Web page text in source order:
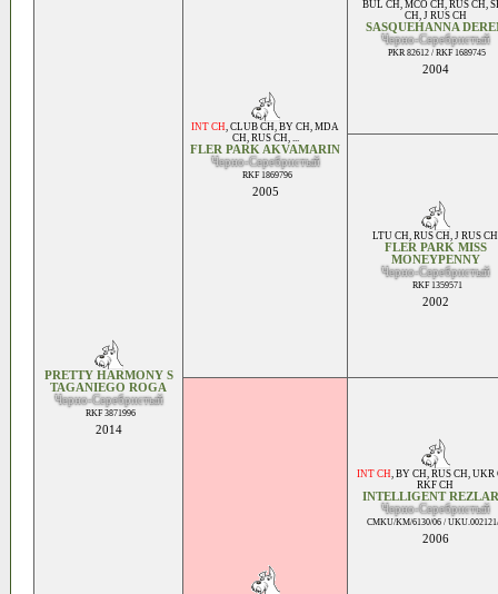
PRETTY HARMONY S
TAGANIEGO ROGA
Черно-Серебристый
RKF 3871996
2014
INT CH, CLUB CH, BY CH, MDA
CH, RUS CH, ...
FLER PARK AKVAMARIN
Черно-Серебристый
RKF 1869796
2005
BUL CH, MCO CH, RUS CH,
CH, J RUS CH
SASQUEHANNA
Черно-Серебристый
PKR 82612 / RKF 1689745
2004
LTU CH, RUS CH, J RUS CH
FLER PARK MISS
MONEYPENNY
Черно-Серебристый
RKF 1359571
2002
INT CH, BY CH, RUS CH, UKR
RKF CH
INTELLIGENT
Черно-Серебристый
CMKU/KM/6130/06 /
2006